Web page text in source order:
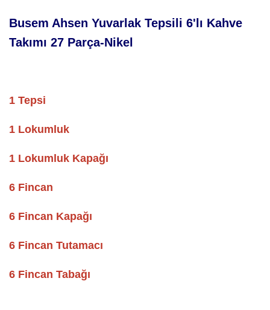
Busem Ahsen Yuvarlak Tepsili 6'lı Kahve
Takımı 27 Parça-Nikel
1 Tepsi
1 Lokumluk
1 Lokumluk Kapağı
6 Fincan
6 Fincan Kapağı
6 Fincan Tutamacı
6 Fincan Tabağı